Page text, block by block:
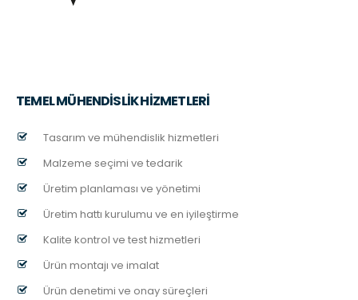
TEMEL MÜHENDİSLİK HİZMETLERİ
Tasarım ve mühendislik hizmetleri
Malzeme seçimi ve tedarik
Üretim planlaması ve yönetimi
Üretim hattı kurulumu ve en iyileştirme
Kalite kontrol ve test hizmetleri
Ürün montajı ve imalat
Ürün denetimi ve onay süreçleri